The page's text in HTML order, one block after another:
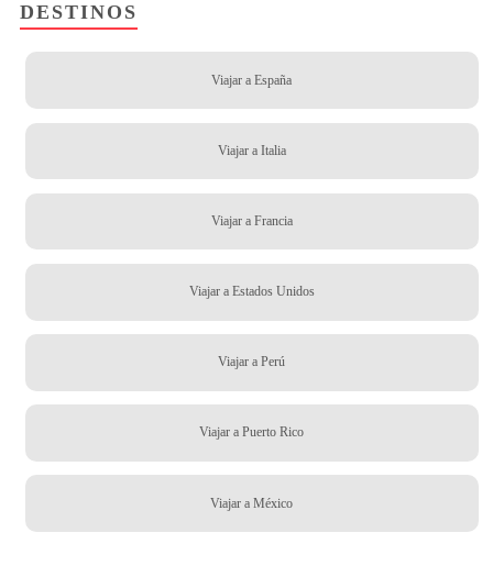
DESTINOS
Viajar a España
Viajar a Italia
Viajar a Francia
Viajar a Estados Unidos
Viajar a Perú
Viajar a Puerto Rico
Viajar a México